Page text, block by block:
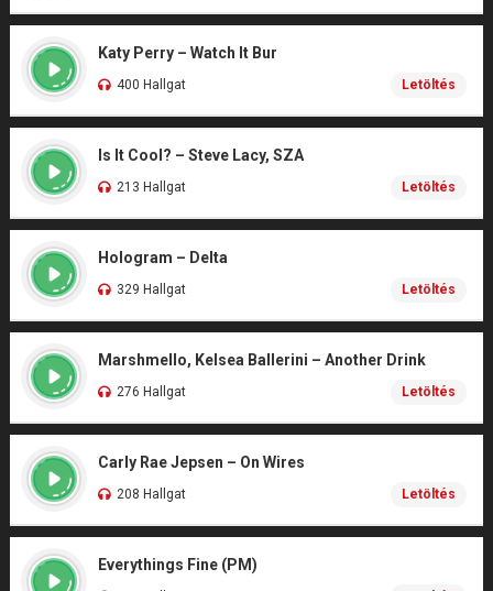
Katy Perry – Watch It Bur
400 Hallgat Letöltés
Is It Cool? – Steve Lacy, SZA
213 Hallgat Letöltés
Hologram – Delta
329 Hallgat Letöltés
Marshmello, Kelsea Ballerini – Another Drink
276 Hallgat Letöltés
Carly Rae Jepsen – On Wires
208 Hallgat Letöltés
Everythings Fine (PM)